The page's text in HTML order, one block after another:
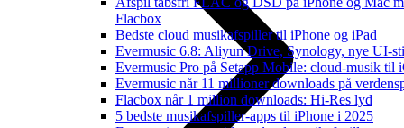
Flacbox
Bedste cloud musikafspiller til iPhone og iPad
Evermusic 6.8: Aliyun Drive, Synology, nye UI-
Evermusic Pro på Setapp Mobile: cloud-musik til
Evermusic når 11 millioner downloads på
Flacbox når 1 million downloads: Hi-Res lyd
5 bedste musikafspiller-apps til iPhone i 2025